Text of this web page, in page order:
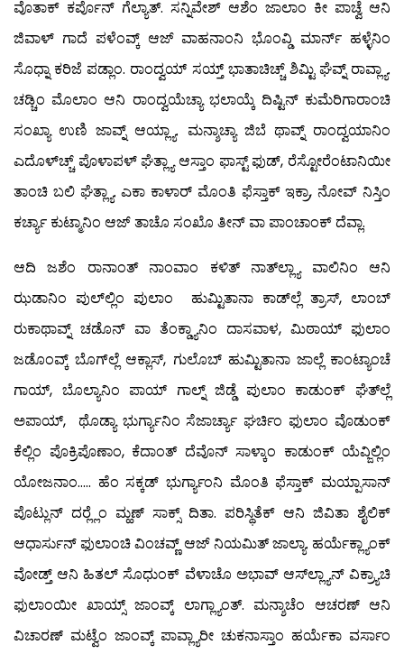
ವೊತಾಕ್ ಕರ್ಪೊನ್ ಗೆಲ್ಯಾತ್. ಸನ್ನಿವೇಶ್ ಆಶೆಂ ಜಾಲಾಂ ಕೀ ಪಾಚ್ವೆ ಆನಿ
ಜಿವಾಳ್ ಗಾದೆ ಪಳೆಂವ್ಕ್ ಆಜ್ ವಾಹನಾಂನಿ ಭೊಂವ್ಡಿ ಮಾರ್ನ್ ಹಳ್ಳೆನಿಂ
ಸೊಧ್ನಾ ಕರಿಜೆ ಪಡ್ಲಾಂ. ರಾಂದ್ವಯ್ ಸಯ್ತ್ ಭಾತಾಚಿಚ್ಚ್ ಶಿಮ್ಟಿ ಘೆವ್ನ್ ರಾವ್ಲ್ಯಾ.
ಚಡ್ಚಿಂ ಮೊಲಾಂ ಆನಿ ರಾಂದ್ವಯೆಚ್ಯಾ ಭಲಾಯ್ಕೆ ದಿಷ್ಟಿನ್ ಕುಮೆರಿಗಾರಾಂಚಿ
ಸಂಖ್ಯಾ ಉಣಿ ಜಾವ್ನ್ ಆಯ್ಲ್ಯಾ. ಮನ್ಶಾಚ್ಯಾ ಜಿಬೆ ಥಾವ್ನ್ ರಾಂದ್ವಯಾನಿಂ
ಎದೊಳ್‍ಚ್ಚ್ ಪೊಳಾಪಳ್ ಘೆತ್ಲ್ಯಾ ಆಸ್ತಾಂ ಫಾಸ್ಟ್ ಫುಡ್, ರೆಸ್ಟೋರೆಂಟಾನಿಯೀ
ತಾಂಚಿ ಬಲಿ ಘೆತ್ಲ್ಯಾ. ಎಕಾ ಕಾಳಾರ್ ಮೊಂತಿ ಫೆಸ್ತಾಕ್ ಇಕ್ರಾ, ನೋವ್ ನಿಸ್ತಿಂ
ಕರ್ಚ್ಯಾ ಕುಟ್ಮಾನಿಂ ಆಜ್ ತಾಚೊ ಸಂಖೊ ತೀನ್ ವಾ ಪಾಂಚಾಂಕ್ ದೆವ್ಲಾ.
ಆದಿ ಜಶೆಂ ರಾನಾಂತ್ ನಾಂವಾಂ ಕಳಿತ್ ನಾತ್‍ಲ್ಲ್ಯಾ ವಾಲಿನಿಂ ಆನಿ
ಝಡಾನಿಂ ಪುಲ್‍ಲ್ಲಿಂ ಪುಲಾಂ ಹುಮ್ಟಿತಾನಾ ಕಾಡ್‍ಲ್ಲೆ ತ್ರಾಸ್, ಲಾಂಬ್
ರುಕಾಥಾವ್ನ್ ಚಡೊನ್ ವಾ ತೆಂಕ್ಡ್ಯಾನಿಂ ದಾಸವಾಳ, ಮಿಠಾಯ್ ಫುಲಾಂ
ಜಡೊಂವ್ಕ್ ಬೊಗ್‍ಲ್ಲೆ ಆಕ್ಲಾಸ್, ಗುಲೊಬ್ ಹುಮ್ಟಿತಾನಾ ಜಾಲ್ಲೆ ಕಾಂಟ್ಯಾಂಚೆ
ಗಾಯ್, ಬೊಲ್ಯಾನಿಂ ಪಾಯ್ ಗಾಲ್ನ್ ಜಿಡ್ಡೆ ಪುಲಾಂ ಕಾಡುಂಕ್ ಘೆತ್‍ಲ್ಲೆ
ಅಪಾಯ್, ಥೊಡ್ಯಾ ಭುರ್ಗ್ಯಾನಿಂ ಸೆಜಾರ್ಚ್ಯಾ ಘರ್ಚಿಂ ಫುಲಾಂ ವೊಡುಂಕ್
ಕೆಲ್ಲಿಂ ಪೊಕ್ರಿಪೊಣಾಂ, ಕೆದಾಂತ್ ದೆವೊನ್ ಸಾಳ್ಕಾಂ ಕಾಡುಂಕ್ ಯೆವ್ಜಿಲ್ಲಿಂ
ಯೋಜನಾಂ….. ಹೆಂ ಸಕ್ಕಡ್ ಭುರ್ಗ್ಯಾಂನಿ ಮೊಂತಿ ಫೆಸ್ತಾಕ್ ಮಯ್ಪಾಸಾನ್
ಪೊಟ್ಲುನ್ ದರ್‍ಲ್ಲೆಂ ಮ್ಹಣ್ ಸಾಕ್ಸ್ ದಿತಾ. ಪರಿಸ್ಥಿತೆಕ್ ಆನಿ ಜಿವಿತಾ ಶೈಲಿಕ್
ಆಧಾರ್ಸುನ್ ಫುಲಾಂಚಿ ವಿಂಚವ್ಣ್ ಆಜ್ ನಿಯಮಿತ್ ಜಾಲ್ಯಾ. ಹರ್ಯೆಕ್ಲ್ಯಾಂಕ್
ವೋಡ್ತ್ ಆನಿ ಹಿತಲ್ ಸೊಧುಂಕ್ ವೆಳಾಚೊ ಅಭಾವ್ ಆಸ್‍ಲ್ಲ್ಯಾನ್ ವಿಕ್ರ್ಯಾಚಿ
ಫುಲಾಂಯೀ ಖಾಯ್ಸ್ ಜಾಂವ್ಕ್ ಲಾಗ್ಲ್ಯಾಂತ್. ಮನ್ಶಾಚೆಂ ಆಚರಣ್ ಆನಿ
ವಿಚಾರಣ್ ಮಟ್ವೆಂ ಜಾಂವ್ಕ್ ಪಾವ್ಲ್ಯಾರೀ ಚುಕನಾಸ್ತಾಂ ಹರ್ಯೆಕಾ ವರ್ಸಾಂ